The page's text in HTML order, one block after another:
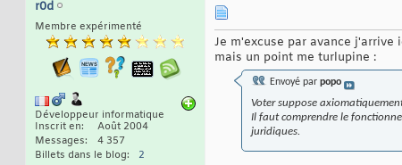
r0d
Membre expérimenté
Développeur informatique
Inscrit en
Août 2004
Messages
4 357
Billets dans le blog
2
Je m'excuse par avance
mais un point me turlupine :
Envoyé par popo
Voter suppose
Il faut comprendre le
juridiques.